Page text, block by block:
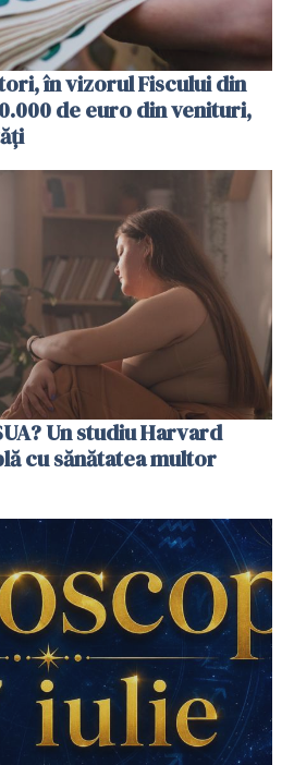
în vizorul Fiscului din
de euro din venituri,
Un studiu Harvard
cu sănătatea multor